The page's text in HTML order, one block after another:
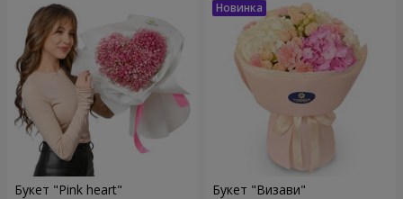
Букет "Pink heart" Букет "Визави"